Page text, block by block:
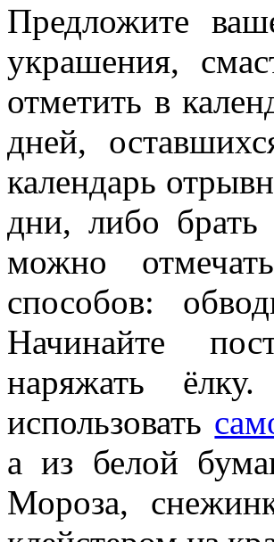
Предложите
украшения,
отметить в
дней,
календарь
дни, либо брать
можно
способов:
Начинайте
наряжать
использовать
а из белой
Мороза,